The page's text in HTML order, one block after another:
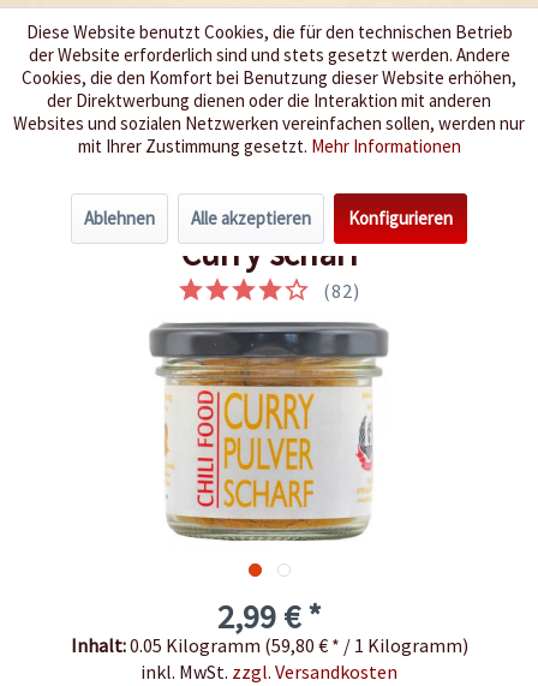
Wir würzen Ihr Leben
Menü
Übersicht Curry Corner
Curry scharf
(82)
2,99 € *
Inhalt:0.05 Kilogramm (59,80 € * / 1 Kilogramm)
inkl. MwSt. zzgl. Versandkosten
Diese Website benutzt Cookies, die für den technischen Betrieb
der Website erforderlich sind und stets gesetzt werden. Andere
Cookies, die den Komfort bei Benutzung dieser Website erhöhen,
der Direktwerbung dienen oder die Interaktion mit anderen
Websites und sozialen Netzwerken vereinfachen sollen, werden nur
mit Ihrer Zustimmung gesetzt. Mehr Informationen
Ablehnen Alle akzeptieren Konfigurieren